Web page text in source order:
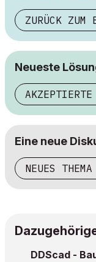
ZURÜCK ZUM
Neueste
AKZEPTIERTE
Eine neue
NEUES
DDScad -